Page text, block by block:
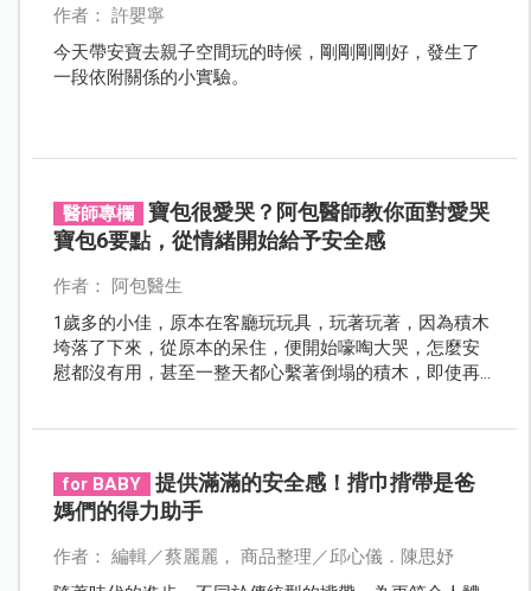
作者： 許嬰寧
今天帶安寶去親子空間玩的時候，剛剛剛剛好，發生了
一段依附關係的小實驗。
醫師專欄
寶包很愛哭？阿包醫師教你面對愛哭
寶包6要點，從情緒開始給予安全感
作者： 阿包醫生
1歲多的小佳，原本在客廳玩玩具，玩著玩著，因為積木
垮落了下來，從原本的呆住，便開始嚎啕大哭，怎麼安
慰都沒有用，甚至一整天都心繫著倒塌的積木，即使再
for BABY
提供滿滿的安全感！揹巾揹帶是爸
媽們的得力助手
作者： 編輯／蔡麗麗， 商品整理／邱心儀．陳思妤